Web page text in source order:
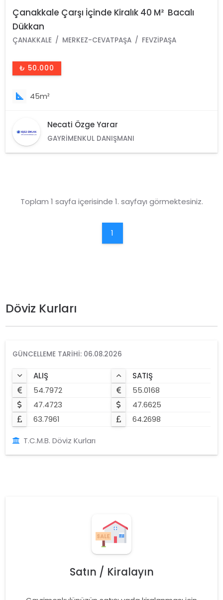
Çanakkale Çarşı İçinde Kiralık 40 M² Bacalı
Dükkan
ÇANAKKALE MERKEZ-CEVATPAŞA FEVZIPAŞA
₺ 50.000
45m²
Necati Özge Yarar
GAYRIMENKUL DANIŞMANI
Toplam 1 sayfa içerisinde 1. sayfayı görmektesiniz.
1
Döviz Kurları
GÜNCELLEME TARIHI: 06.08.2026
ALIŞ
SATIŞ
54.7972
55.0168
47.4723
47.6625
63.7961
64.2698
T.C.M.B. Döviz Kurları
Satın / Kiralayın